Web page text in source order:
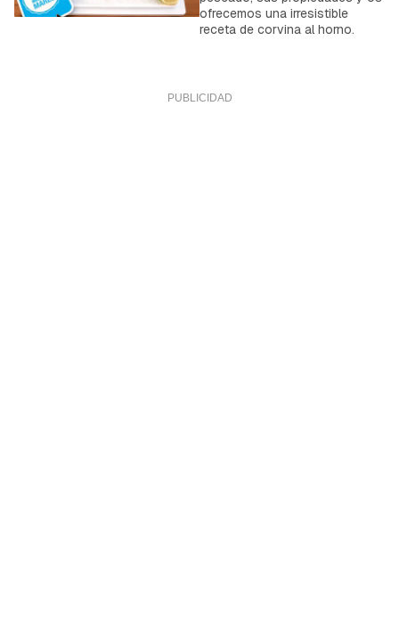
ofrecemos una irresistible
receta de corvina al horno.